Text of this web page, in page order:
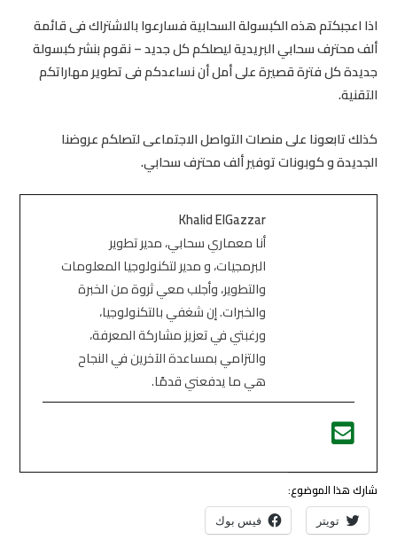
اذا اعجبكتم هذه الكبسولة السحابية فسارعوا بالاشتراك فى قائمة
ألف محترف سحابي البريدية ليصلكم كل جديد – نقوم بنشر كبسولة
جديدة كل فترة قصيرة على أمل أن نساعدكم فى تطوير مهاراتكم
التقنية.
كذلك تابعونا على منصات التواصل الاجتماعى لتصلكم عروضنا
الجديدة و كوبونات توفير ألف محترف سحابي.
Khalid ElGazzar
أنا معماري سحابي، مدير تطوير
البرمجيات، و مدير لتكنولوجيا المعلومات
والتطوير، وأجلب معي ثروة من الخبرة
والخبرات. إن شغفي بالتكنولوجيا،
ورغبتي في تعزيز مشاركة المعرفة،
والتزامي بمساعدة الآخرين في النجاح
هي ما يدفعني قدمًا.
شارك هذا الموضوع:
تويتر فيس بوك